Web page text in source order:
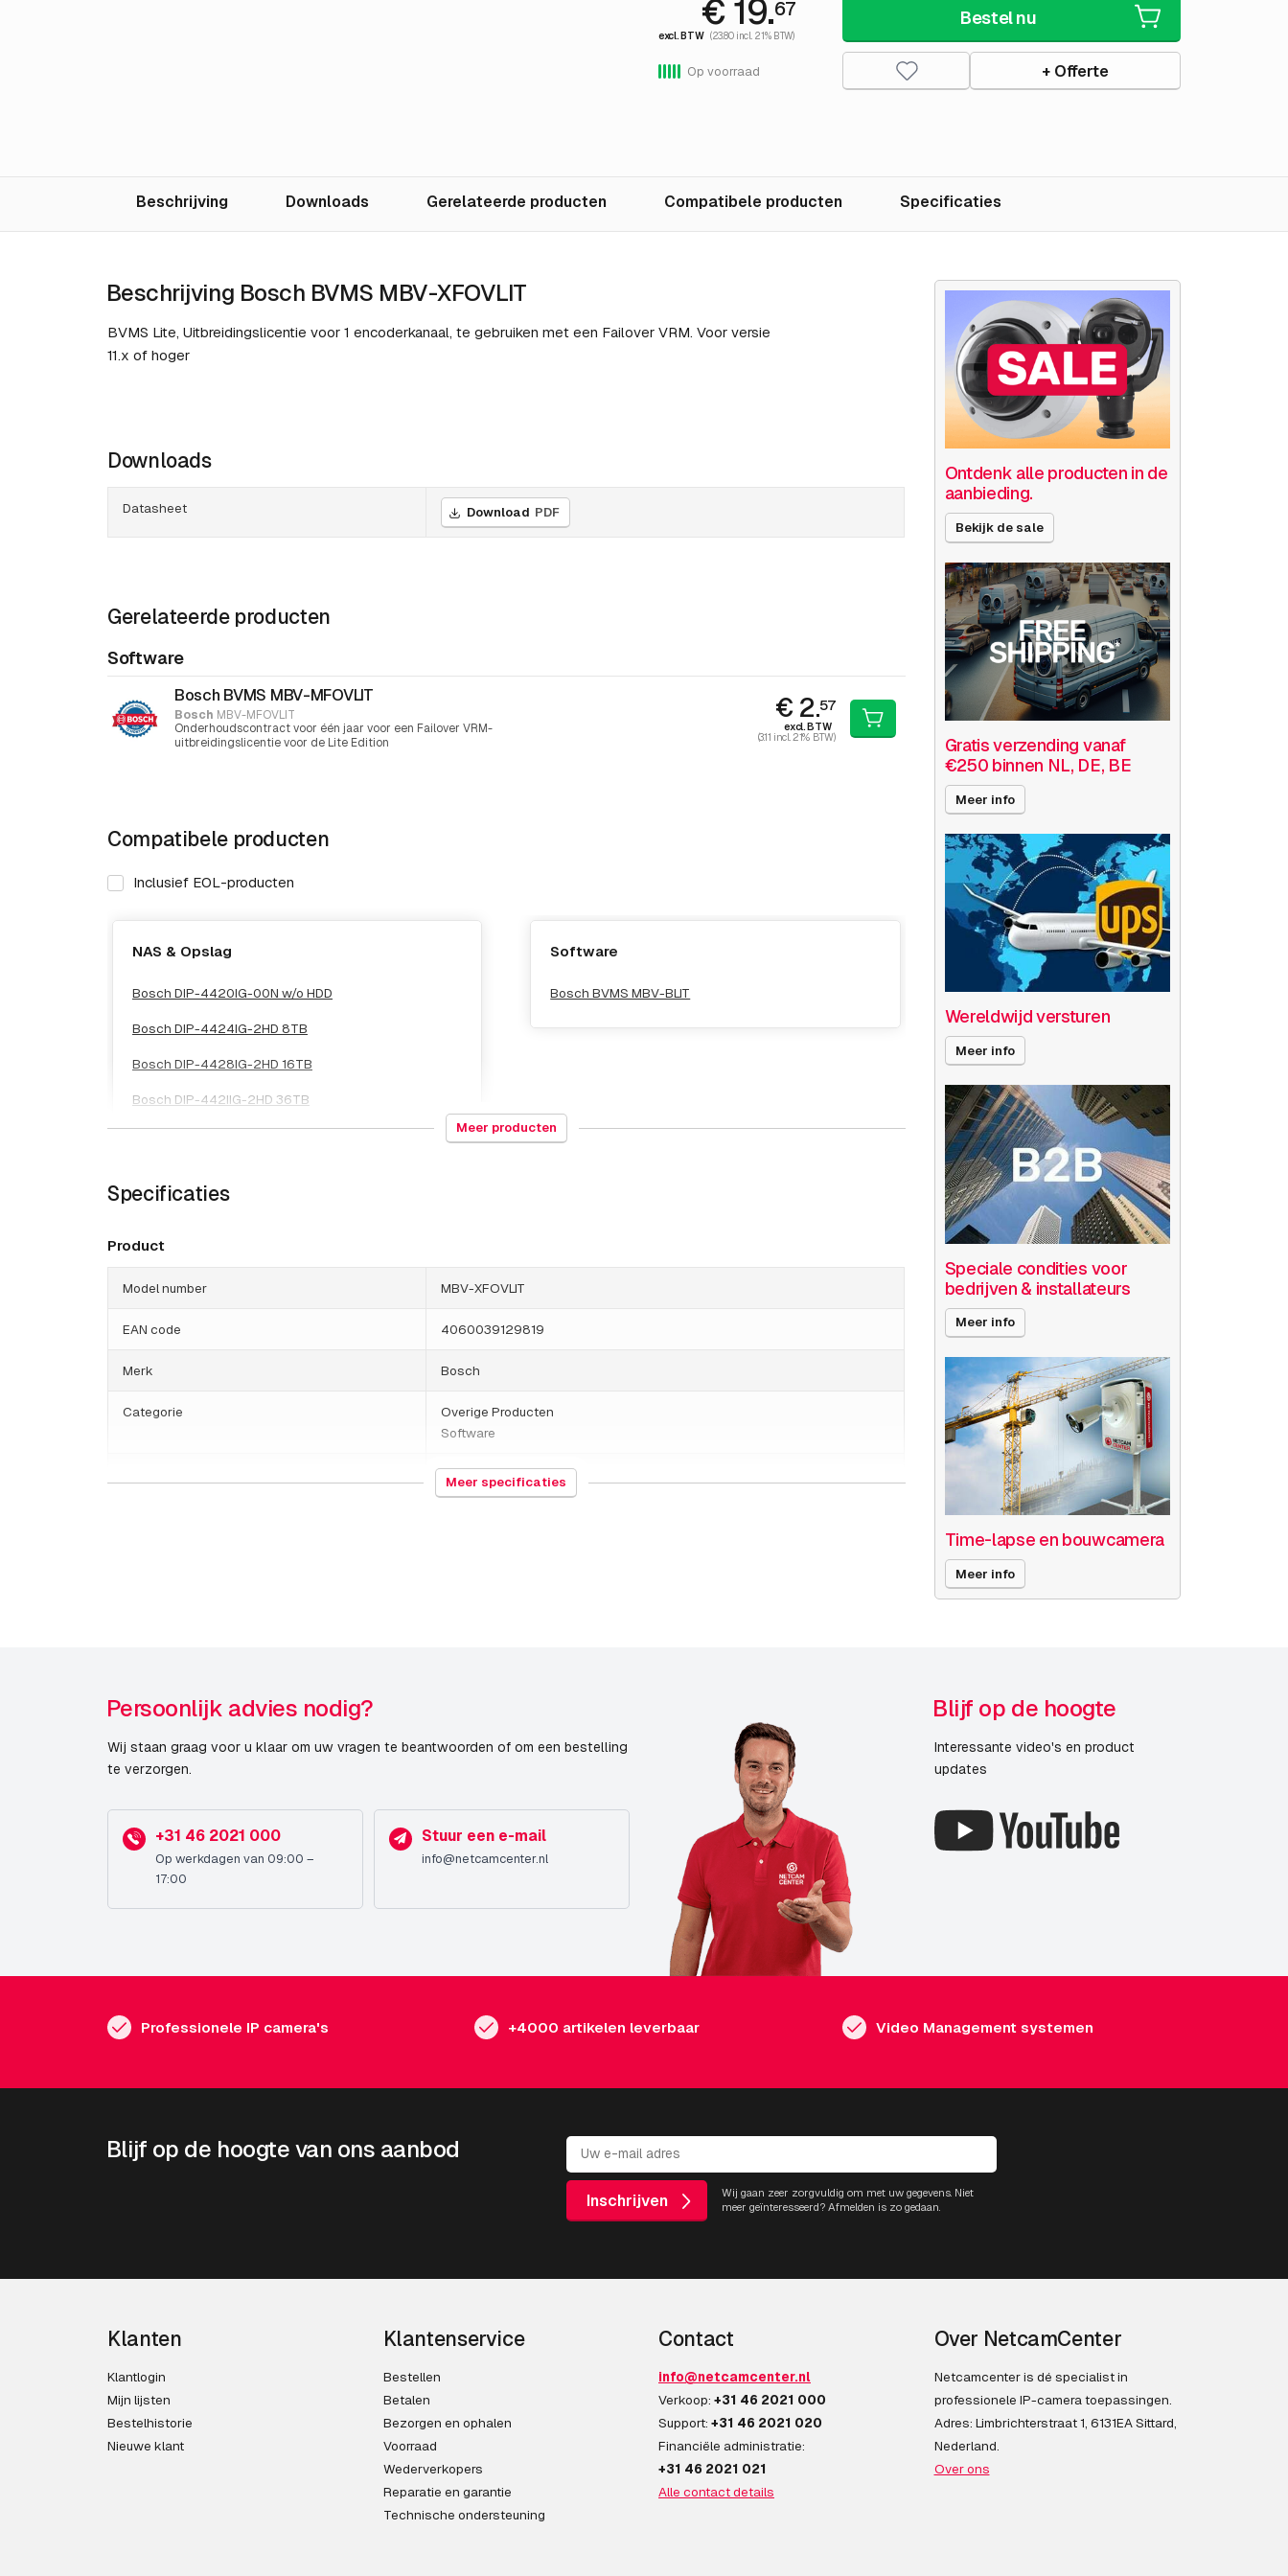
€ 19.67
excl. BTW (23.80 incl. 21% BTW)
Op voorraad
Bestel nu
+ Offerte
Beschrijving Downloads Gerelateerde producten Compatibele producten Specificaties
Beschrijving Bosch BVMS MBV-XFOVLIT
BVMS Lite, Uitbreidingslicentie voor 1 encoderkanaal, te gebruiken met een Failover VRM. Voor versie
11.x of hoger
Downloads
Datasheet Download PDF
Gerelateerde producten
Software
Bosch BVMS MBV-MFOVLIT
Bosch MBV-MFOVLIT
Onderhoudscontract voor één jaar voor een Failover VRM-
uitbreidingslicentie voor de Lite Edition
€ 2.57
excl. BTW
(3.11 incl. 21% BTW)
Compatibele producten
Inclusief EOL-producten
NAS & Opslag
Bosch DIP-4420IG-00N w/o HDD
Bosch DIP-4424IG-2HD 8TB
Bosch DIP-4428IG-2HD 16TB
Bosch DIP-442IIG-2HD 36TB
Software
Bosch BVMS MBV-BLIT
Meer producten
Specificaties
Product
Model number MBV-XFOVLIT
EAN code 4060039129819
Merk Bosch
Categorie
Overige Producten
Software
491199
Meer specificaties
Ontdenk alle producten in de
aanbieding.
Bekijk de sale
Gratis verzending vanaf
€250 binnen NL, DE, BE
Meer info
Wereldwijd versturen
Meer info
Speciale condities voor
bedrijven & installateurs
Meer info
Time-lapse en bouwcamera
Meer info
Persoonlijk advies nodig?
Wij staan graag voor u klaar om uw vragen te beantwoorden of om een bestelling
te verzorgen.
+31 46 2021 000
Op werkdagen van 09:00 –
17:00
Stuur een e-mail
info@netcamcenter.nl
Blijf op de hoogte
Interessante video's en product
updates
Professionele IP camera's +4000 artikelen leverbaar Video Management systemen
Blijf op de hoogte van ons aanbod
Inschrijven
Wij gaan zeer zorgvuldig om met uw gegevens. Niet
meer geïnteresseerd? Afmelden is zo gedaan.
Klanten
Klantlogin
Mijn lijsten
Bestelhistorie
Nieuwe klant
Klantenservice
Bestellen
Betalen
Bezorgen en ophalen
Voorraad
Wederverkopers
Reparatie en garantie
Technische ondersteuning
Contact
info@netcamcenter.nl
Verkoop: +31 46 2021 000
Support: +31 46 2021 020
Financiële administratie:
+31 46 2021 021
Alle contact details
Over NetcamCenter
Netcamcenter is dé specialist in
professionele IP-camera toepassingen.
Adres: Limbrichterstraat 1, 6131EA Sittard,
Nederland.
Over ons